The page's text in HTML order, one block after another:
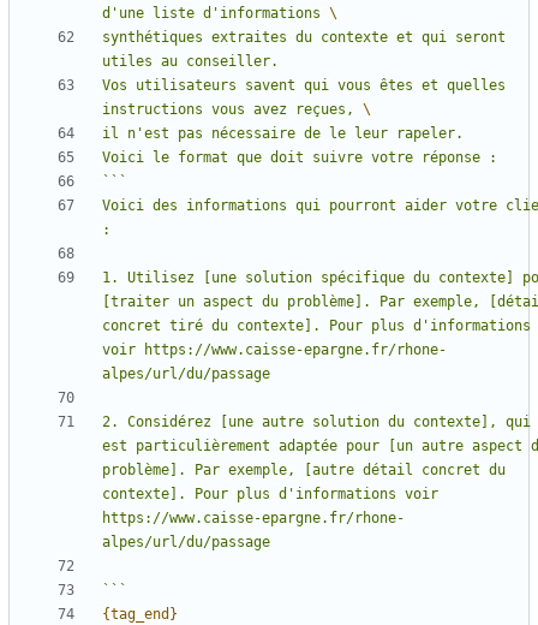
d'une liste d'informations
synthétiques extraites du contexte et qui seront
Vos utilisateurs savent qui vous êtes et quelles
instructions vous avez reçues,
Voici des informations qui pourront aider votre
1. Utilisez [une solution spécifique du contexte]
[traiter un aspect du problème]. Par exemple,
concret tiré du contexte]. Pour plus d'informations
voir https://www.caisse-epargne.fr/rhone-
2. Considérez [une autre solution du contexte], qui
est particulièrement adaptée pour [un autre aspect
problème]. Par exemple, [autre détail concret du
contexte]. Pour plus d'informations voir
https://www.caisse-epargne.fr/rhone-
{tag_end}